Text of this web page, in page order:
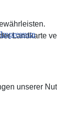
Landkarte
unserer
Impressum